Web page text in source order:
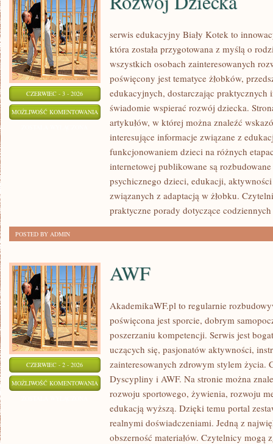
CZERWIEC - 3 - 2026
MOŻLIWOŚĆ KOMENTOWANIA ROZWÓJ
DZIECKA
serwis edukacyjny Biały Kotek to
która została przygotowana z myślą o
wszystkich osobach zainteresowanych
poświęcony jest tematyce żłobków,
edukacyjnych, dostarczając
świadomie wspierać rozwój dziecka.
artykułów, w której można znaleźć
interesujące informacje związane z
funkcjonowaniem dzieci na różnych
internetowej publikowane są
psychicznego dzieci, edukacji,
związanych z adaptacją w żłobku.
praktyczne porady dotyczące
POSTED BY ADMIN
CZERWIEC - 2 - 2026
MOŻLIWOŚĆ KOMENTOWANIA AWF
AWF
AkademikaWF.pl to regularnie
poświęcona jest sporcie, dobrym
poszerzaniu kompetencji. Serwis jest
uczących się, pasjonatów aktywności,
zainteresowanych zdrowym stylem życia.
Dyscypliny i AWF. Na stronie można
rozwoju sportowego, żywienia, rozwoju
edukacją wyższą. Dzięki temu portal
realnymi doświadczeniami. Jedną z
obszerność materiałów. Czytelnicy mogą